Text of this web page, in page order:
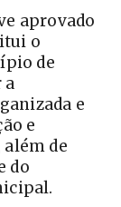
aprovado
o
de
a
e
e
além de
do